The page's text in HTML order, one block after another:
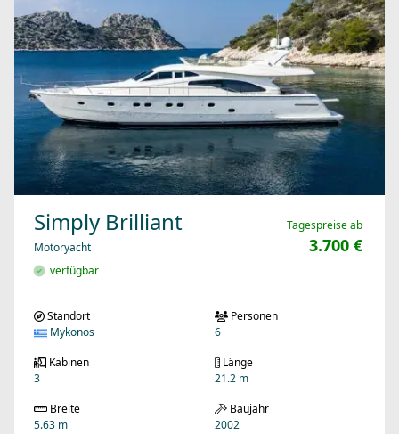
Simply Brilliant
Motoryacht
verfügbar
Tagespreise ab
3.700 €
Standort
Mykonos
Personen
6
Kabinen
3
Länge
21.2 m
Breite
5.63 m
Baujahr
2002